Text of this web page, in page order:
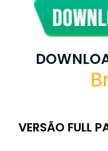
VERSÃO FULL